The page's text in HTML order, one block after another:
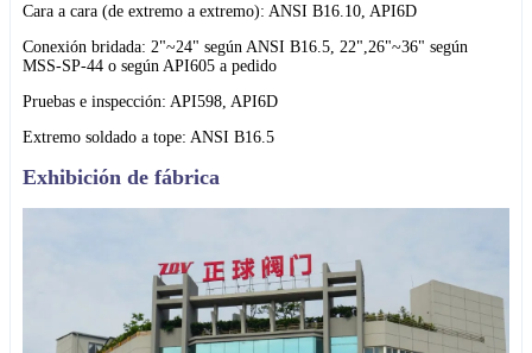
Cara a cara (de extremo a extremo): ANSI B16.10, API6D
Conexión bridada: 2"~24" según ANSI B16.5, 22",26"~36" según
MSS-SP-44 o según API605 a pedido
Pruebas e inspección: API598, API6D
Extremo soldado a tope: ANSI B16.5
Exhibición de fábrica